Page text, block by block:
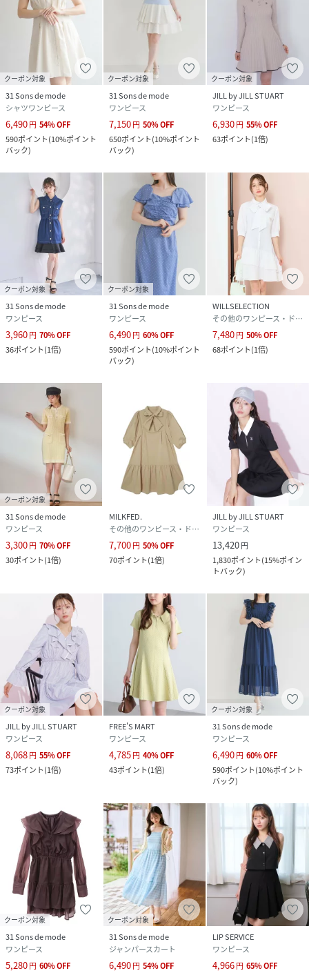
クーポン対象
31 Sons de mode
シャツワンピース
6,490円 54%OFF
590ポイント(10%ポイント
バック)
クーポン対象
31 Sons de mode
ワンピース
7,150円 50%OFF
650ポイント(10%ポイント
バック)
クーポン対象
JILL by JILL STUART
ワンピース
6,930円 55%OFF
63ポイント(1倍)
クーポン対象
31 Sons de mode
ワンピース
3,960円 70%OFF
36ポイント(1倍)
クーポン対象
31 Sons de mode
ワンピース
6,490円 60%OFF
590ポイント(10%ポイント
バック)
WILLSELECTION
その他のワンピース・ドレス
7,480円 50%OFF
68ポイント(1倍)
クーポン対象
31 Sons de mode
ワンピース
3,300円 70%OFF
30ポイント(1倍)
MILKFED.
その他のワンピース・ドレス
7,700円 50%OFF
70ポイント(1倍)
JILL by JILL STUART
ワンピース
13,420円
1,830ポイント(15%ポイン
トバック)
クーポン対象
JILL by JILL STUART
ワンピース
8,068円 55%OFF
73ポイント(1倍)
FREE'S MART
ワンピース
4,785円 40%OFF
43ポイント(1倍)
クーポン対象
31 Sons de mode
ワンピース
6,490円 60%OFF
590ポイント(10%ポイント
バック)
クーポン対象
31 Sons de mode
ワンピース
5,280円 60%OFF
クーポン対象
31 Sons de mode
ジャンパースカート
6,490円 54%OFF
LIP SERVICE
ワンピース
4,966円 65%OFF